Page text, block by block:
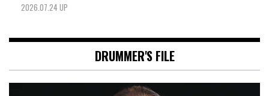
2026.07.24 UP
DRUMMER'S FILE